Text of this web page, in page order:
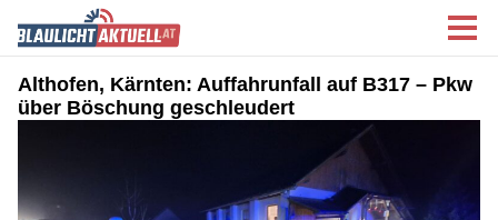
Althofen, Kärnten: Auffahrunfall auf B317 – Pkw
über Böschung geschleudert